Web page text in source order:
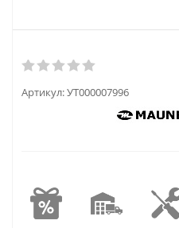
Артикул:УТ000007996